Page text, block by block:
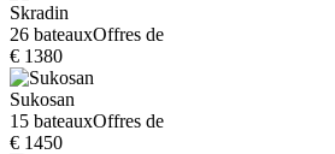
Skradin
26 bateauxOffres de
€ 1380
Sukosan
15 bateauxOffres de
€ 1450